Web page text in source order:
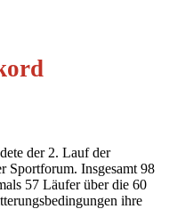
der 2. Lauf der
Sportforum. Insgesamt 98
57 Läufer über die 60
ihre